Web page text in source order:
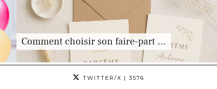
Comment choisir son faire-part …
TWITTER/X | 3576